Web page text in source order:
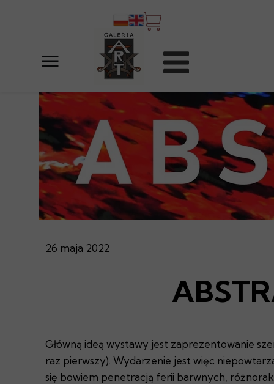
26 maja 2022
Główną ideą wystawy jest zaprezentowanie
raz pierwszy). Wydarzenie jest więc
się bowiem penetracją ferii barwnych,